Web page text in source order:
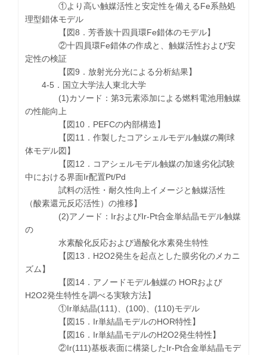
①より高い触媒活性と安定性を備えるFe系熱処
理型錯体モデル
【図8．芳香族十四員環Fe錯体のモデル】
②十四員環Fe錯体の作成と、触媒活性および安
定性の検証
【図9．放射光分光による分析結果】
4-5．国立大学法人東北大学
(1)カソード：第3元素添加による燃料電池用触媒
の性能向上
【図10．PEFCの内部構造】
【図11．作製したコアシェルモデル触媒の剛球
体モデル図】
【図12．コアシェルモデル触媒の加速劣化試験
中における界面Ir配置Pt/Pd
試料の活性・耐久性向上イメージと触媒活性
（酸素還元反応活性）の推移】
(2)アノード：IrおよびIr-Pt合金単結晶モデル触媒
の
水素酸化反応および過酸化水素発生特性
【図13．H2O2発生を起点とした膜劣化のメカニ
ズム】
【図14．アノードモデル触媒の HORおよび
H2O2発生特性を調べる実験方法】
①Ir単結晶(111)、(100)、(110)モデル
【図15．Ir単結晶モデルのHOR特性】
【図16．Ir単結晶モデルのH2O2発生特性】
②Ir(111)基板表面に構築したIr-Pt合金単結晶モデ